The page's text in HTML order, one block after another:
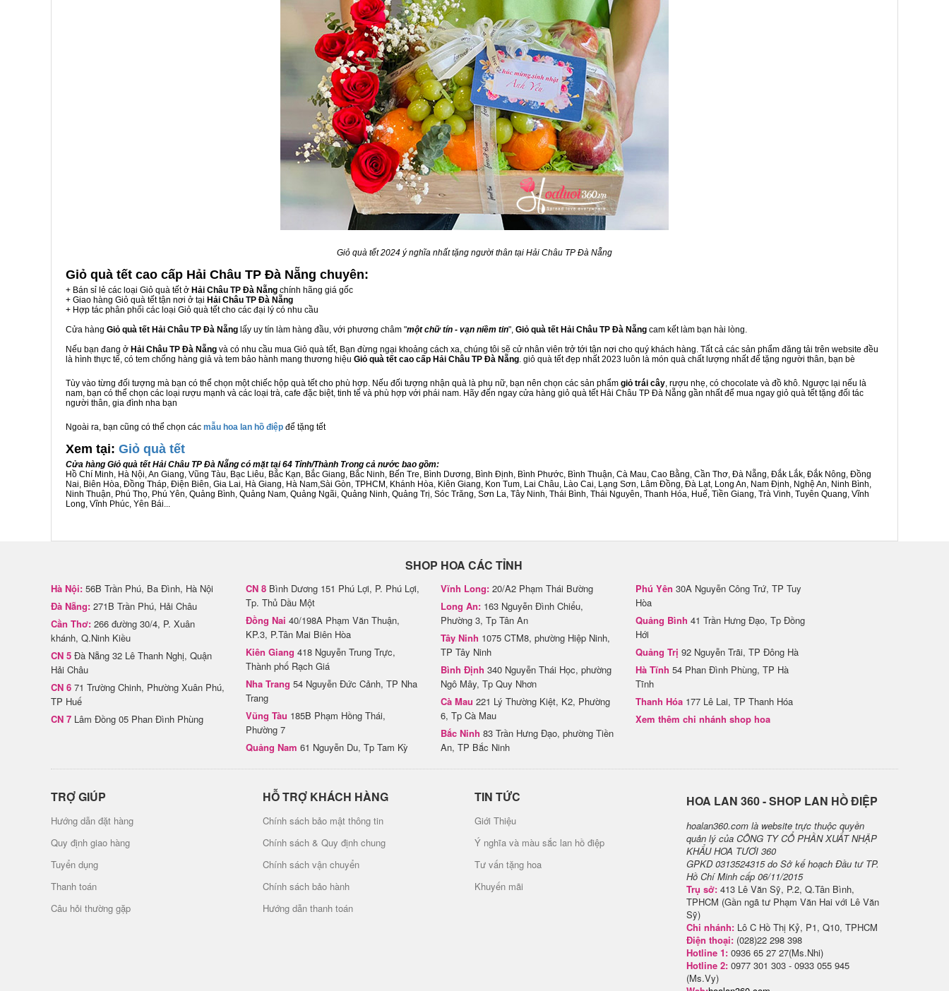
Giỏ quà tết 2024 ý nghĩa nhất tặng người thân tại Hải Châu TP Đà Nẵng
Giỏ quà tết cao cấp Hải Châu TP Đà Nẵng chuyên:
+ Bán sỉ lẻ các loại Giỏ quà tết ở Hải Châu TP Đà Nẵng chính hãng giá gốc
+ Giao hàng Giỏ quà tết tận nơi ở tại Hải Châu TP Đà Nẵng
+ Hợp tác phân phối các loại Giỏ quà tết cho các đại lý có nhu cầu
Cửa hàng Giỏ quà tết Hải Châu TP Đà Nẵng lấy uy tín làm hàng đầu, với phương châm "một chữ tín - vạn niềm tin", Giỏ quà tết Hải Châu TP Đà Nẵng cam kết làm bạn hài lòng.
Nếu bạn đang ở Hải Châu TP Đà Nẵng và có nhu cầu mua Giỏ quà tết, Bạn đừng ngại khoảng cách xa, chúng tôi sẽ cử nhân viên trở tới tận nơi cho quý khách hàng. Tất cả các sản phẩm đăng tải trên website đều
là hình thực tế, có tem chống hàng giả và tem bảo hành mang thương hiệu Giỏ quà tết cao cấp Hải Châu TP Đà Nẵng. giỏ quà tết đẹp nhất 2023 luôn là món quà chất lượng nhất để tặng người thân, bạn bè
Tùy vào từng đối tượng mà bạn có thể chọn một chiếc hộp quà tết cho phù hợp. Nếu đối tượng nhận quà là phụ nữ, bạn nên chọn các sản phẩm giỏ trái cây, rượu nhẹ, có chocolate và đồ khô. Ngược lại nếu là
nam, bạn có thể chọn các loại rượu mạnh và các loại trà, cafe đặc biệt, tinh tế và phù hợp với phái nam. Hãy đến ngay cửa hàng giỏ quà tết Hải Châu TP Đà Nẵng gần nhất để mua ngay giỏ quà tết tặng đối tác
người thân, gia đình nha bạn
Ngoài ra, bạn cũng có thể chọn các mẫu hoa lan hồ điệp để tặng tết
Xem tại: Giỏ quà tết
Cửa hàng Giỏ quà tết Hải Châu TP Đà Nẵng có mặt tại 64 Tỉnh/Thành Trong cả nước bao gồm:
Hồ Chí Minh, Hà Nội, An Giang, Vũng Tàu, Bạc Liêu, Bắc Kạn, Bắc Giang, Bắc Ninh, Bến Tre, Bình Dương, Bình Định, Bình Phước, Bình Thuận, Cà Mau, Cao Bằng, Cần Thơ, Đà Nẵng, Đắk Lắk, Đắk Nông, Đồng
Nai, Biên Hòa, Đồng Tháp, Điện Biên, Gia Lai, Hà Giang, Hà Nam,Sài Gòn, TPHCM, Khánh Hòa, Kiên Giang, Kon Tum, Lai Châu, Lào Cai, Lạng Sơn, Lâm Đồng, Đà Lạt, Long An, Nam Định, Nghệ An, Ninh Bình,
Ninh Thuận, Phú Thọ, Phú Yên, Quảng Bình, Quảng Nam, Quảng Ngãi, Quảng Ninh, Quảng Trị, Sóc Trăng, Sơn La, Tây Ninh, Thái Bình, Thái Nguyên, Thanh Hóa, Huế, Tiền Giang, Trà Vinh, Tuyên Quang, Vĩnh
Long, Vĩnh Phúc, Yên Bái...
SHOP HOA CÁC TỈNH
Hà Nội: 56B Trần Phú, Ba Đình, Hà Nội
Đà Nẵng: 271B Trần Phú, Hải Châu
Cần Thơ: 266 đường 30/4, P. Xuân
khánh, Q.Ninh Kiều
CN 5 Đà Nẵng 32 Lê Thanh Nghị, Quận
Hải Châu
CN 6 71 Trường Chinh, Phường Xuân Phú,
TP Huế
CN 7 Lâm Đồng 05 Phan Đình Phùng
CN 8 Bình Dương 151 Phú Lợi, P. Phú Lợi,
Tp. Thủ Dầu Một
Đồng Nai 40/198A Phạm Văn Thuận,
KP.3, P.Tân Mai Biên Hòa
Kiên Giang 418 Nguyễn Trung Trực,
Thành phố Rạch Giá
Nha Trang 54 Nguyễn Đức Cảnh, TP Nha
Trang
Vũng Tàu 185B Phạm Hồng Thái,
Phường 7
Quảng Nam 61 Nguyễn Du, Tp Tam Kỳ
Vĩnh Long: 20/A2 Phạm Thái Bường
Long An: 163 Nguyễn Đình Chiểu,
Phường 3, Tp Tân An
Tây Ninh 1075 CTM8, phường Hiệp Ninh,
TP Tây Ninh
Bình Định 340 Nguyễn Thái Học, phường
Ngô Mây, Tp Quy Nhơn
Cà Mau 221 Lý Thường Kiệt, K2, Phường
6, Tp Cà Mau
Bắc Ninh 83 Trần Hưng Đạo, phường Tiền
An, TP Bắc Ninh
Phú Yên 30A Nguyễn Công Trứ, TP Tuy
Hòa
Quảng Bình 41 Trần Hưng Đạo, Tp Đồng
Hới
Quảng Trị 92 Nguyễn Trãi, TP Đông Hà
Hà Tĩnh 54 Phan Đình Phùng, TP Hà
Tĩnh
Thanh Hóa 177 Lê Lai, TP Thanh Hóa
Xem thêm chi nhánh shop hoa
TRỢ GIÚP
Hướng dẫn đặt hàng
Quy định giao hàng
Tuyển dụng
Thanh toán
Câu hỏi thường gặp
HỖ TRỢ KHÁCH HÀNG
Chính sách bảo mật thông tin
Chính sách & Quy định chung
Chính sách vận chuyển
Chính sách bảo hành
Hướng dẫn thanh toán
TIN TỨC
Giới Thiệu
Ý nghĩa và màu sắc lan hồ điệp
Tư vấn tặng hoa
Khuyến mãi
H​OA LAN 360 - SHOP LAN HỒ ĐIỆP
hoalan360.com là website trực thuộc quyền
quản lý của CÔNG TY CỔ PHẦN XUẤT NHẬP
KHẨU HOA TƯƠI 360
GPKD 0313524315 do Sở kế hoạch Đầu tư TP.
Hồ Chí Minh cấp 06/11/2015
Trụ sở: 413 Lê Văn Sỹ, P.2, Q.Tân Bình,
TPHCM (Gần ngã tư Phạm Văn Hai với Lê Văn
Sỹ)
Chi nhánh: Lô C Hồ Thị Kỷ, P1, Q10, TPHCM
Điện thoại: (028)22 298 398
Hotline 1: 0936 65 27 27(Ms.Nhi)
Hotline 2: 0977 301 303 - 0933 055 945
(Ms.Vy)